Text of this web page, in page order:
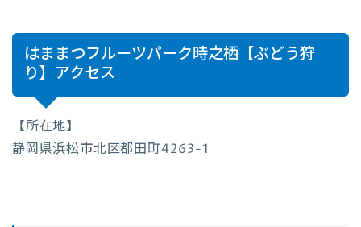
はままつフルーツパーク時之栖【ぶどう狩
り】アクセス
【所在地】
静岡県浜松市北区都田町4263-1